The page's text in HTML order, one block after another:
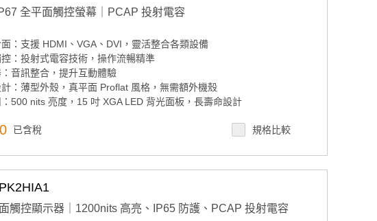
全平面觸控螢幕｜PCAP 投射電容
：支援 HDMI、VGA、DVI，靈活整合各類設備
：投射式電容技術，操作流暢精準
音訊整合，提升互動體驗
：薄型外殼，真平面 Proflat 風格，無需額外機殼
500 nits 亮度，15 吋 XGA LED 背光面板，長壽命設計
已含稅 規格比較
觸控顯示器｜1200nits 高亮、IP65 防護、PCAP 投射電容